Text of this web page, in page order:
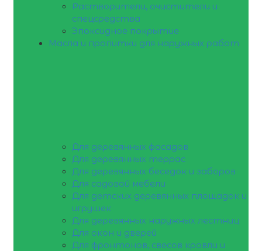
Растворители, очистители и
спецсредства
Эпоксидное покрытие
Масла и пропитки для наружных работ
Для деревянных фасадов
Для деревянных террас
Для деревянных беседок и заборов
Для садовой мебели
Для детских деревянных площадок и
игрушек
Для деревянных наружных лестниц
Для окон и дверей
Для фронтонов, свесов кровли и